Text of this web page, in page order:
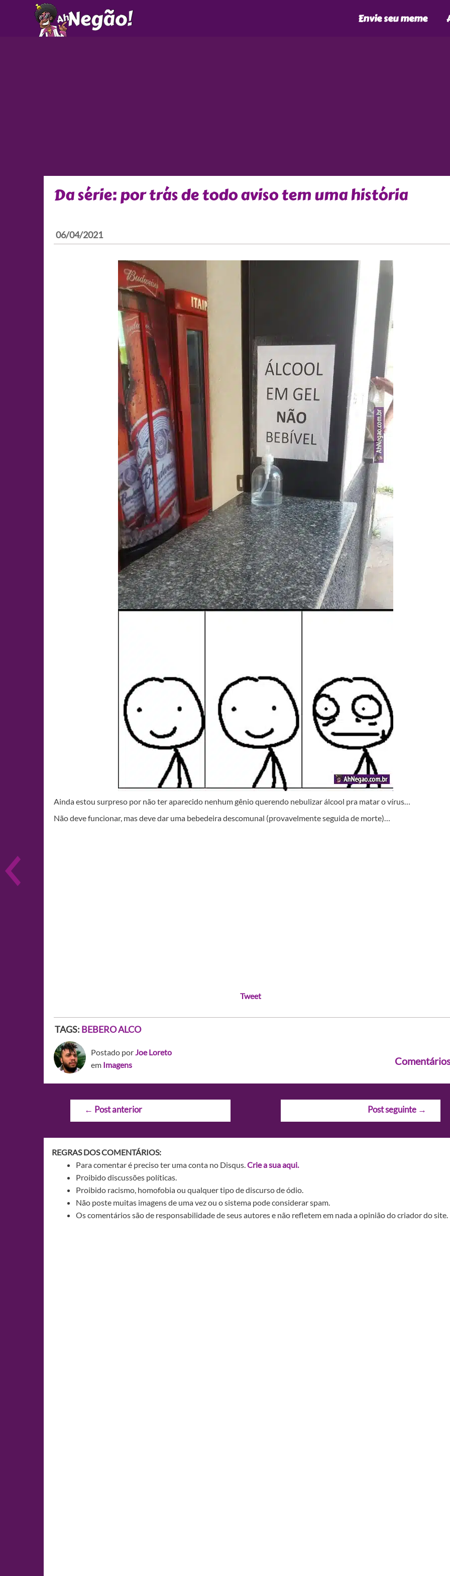
Envie seu meme
Da série: por trás de todo aviso tem uma história
06/04/2021
Ainda estou surpreso por não ter aparecido nenhum gênio querendo nebulizar álcool pra matar o vírus…
Não deve funcionar, mas deve dar uma bebedeira descomunal (provavelmente seguida de morte)…
Tweet
TAGS: BEBERO ALCO
Postado porJoe Loreto
em Imagens
Navegação
← Post anterior Post seguinte →
REGRAS DOS COMENTÁRIOS:
Para comentar é preciso ter uma conta no Disqus.Crie a sua aqui.
Proibido discussões políticas.
Proibido racismo, homofobia ou qualquer tipo de discurso de ódio.
Não poste muitas imagens de uma vez ou o sistema pode considerar spam.
Os comentários são de responsabilidade de seus autores e não refletem em nada a opinião do criador do site.